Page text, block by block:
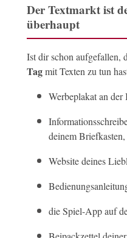
Der Textmarkt ist
überhaupt
Ist dir schon aufgefallen,
Tagmit Texten zu tun
Werbeplakat an der
deinem Briefkasten,
Website deines
die Spiel-App auf